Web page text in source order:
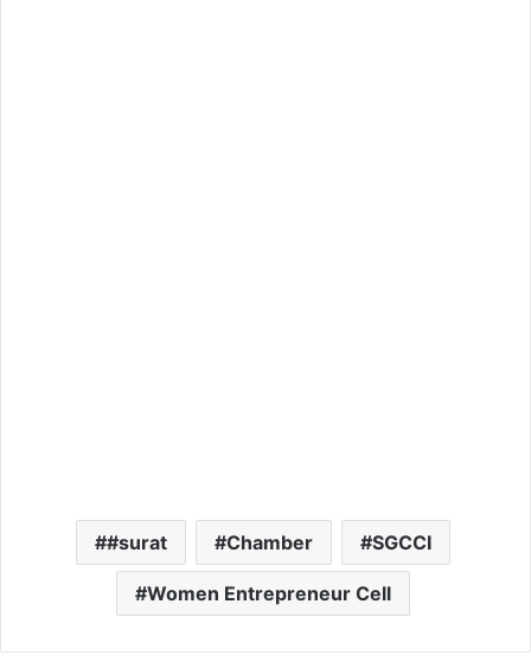
#surat Chamber SGCCI
Women Entrepreneur Cell